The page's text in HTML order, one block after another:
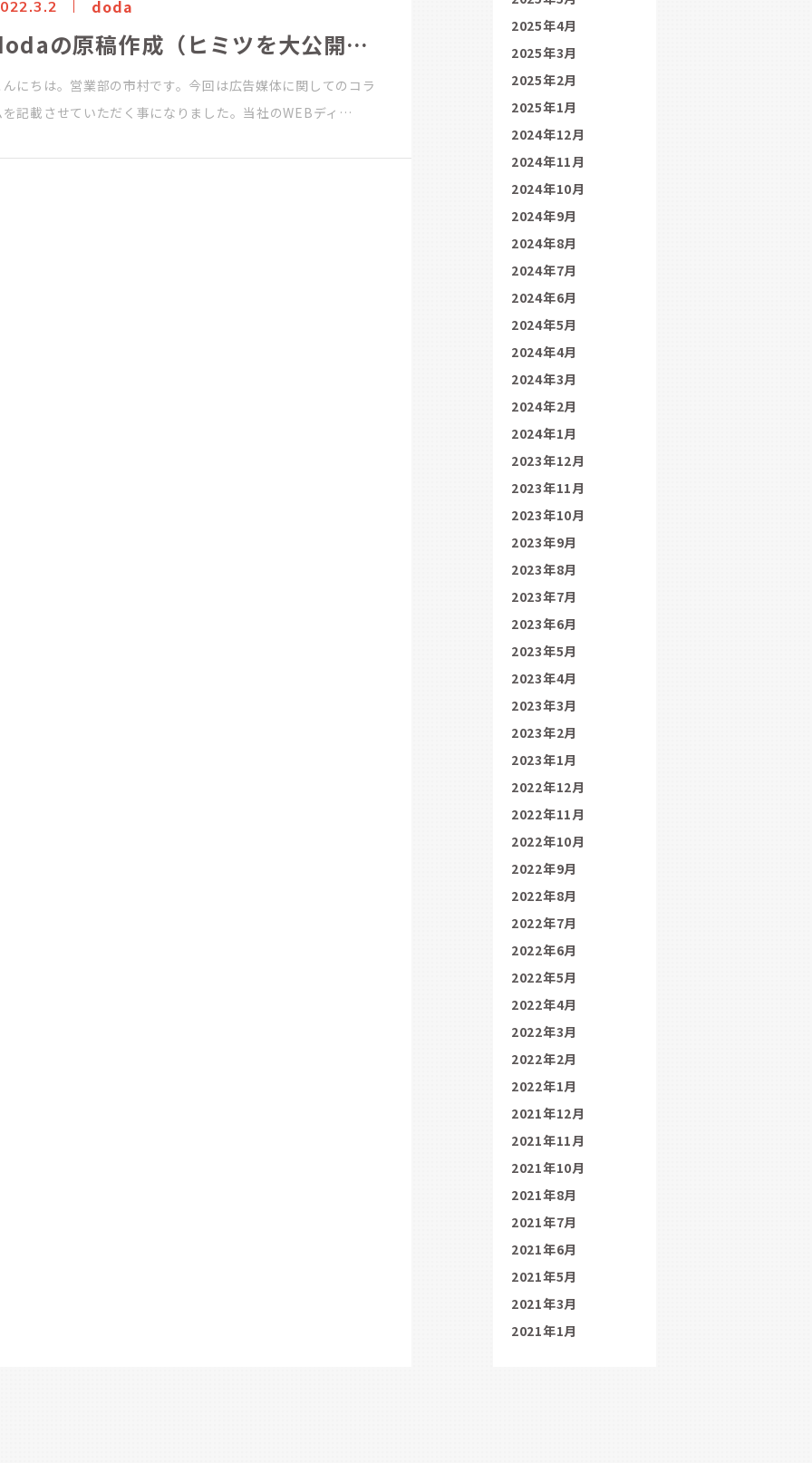
doda
dodaの原稿作成（ヒミツを大公開！）
んにちは。営業部の市村です。今回は広告媒体に関してのコラ
を記載させていただく事になりました。当社のWEBディ…
2025年4月
2025年3月
2025年2月
2025年1月
2024年12月
2024年11月
2024年10月
2024年9月
2024年8月
2024年7月
2024年6月
2024年5月
2024年4月
2024年3月
2024年2月
2024年1月
2023年12月
2023年11月
2023年10月
2023年9月
2023年8月
2023年7月
2023年6月
2023年5月
2023年4月
2023年3月
2023年2月
2023年1月
2022年12月
2022年11月
2022年10月
2022年9月
2022年8月
2022年7月
2022年6月
2022年5月
2022年4月
2022年3月
2022年2月
2022年1月
2021年12月
2021年11月
2021年10月
2021年8月
2021年7月
2021年6月
2021年5月
2021年3月
2021年1月